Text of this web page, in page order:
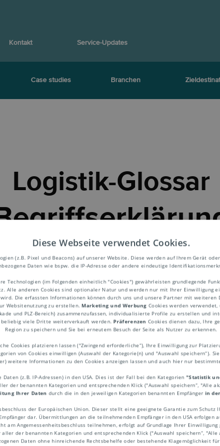
Kontakt Service-Updates
Case studies Branchen
Logistik-Glossar
Kurierdienste zeichnen sich durch den
von Waren oder auch vertraulichen
zum Kunden gelangen sollen. In der
und quittiert. Pünktlichkeit spielt bei
Wort Kurier leitet sich aus dem
)Bote bedeutet.
Diese Webseite verwendet Cookies.
(z.B. Pixel und Beacons) auf unserer Website. Diese werden auf Ihrem Gerät
Daten wie bspw. die IP-Adresse oder andere eindeutige
Technologien (im Folgenden einheitlich "Cookies") gewährleisten grundlegende
Alle anderen Cookies sind optionaler Natur und werden nur mit Ihrer Einwilligung
Die erfassten Informationen können durch uns und unsere Partner mit weiteren
Websitenutzung zu erstellen. Marketing und Werbung Cookies werden
und PLZ-Bereich) zusammenzufassen, individualisierte Profile zu erstellen und
viele Dritte weiterverkauft werden. Präferenzen Cookies dienen dazu, Ihre
Region zu speichern und Sie bei erneutem Besuch der Seite als Nutzer zu erkennen.
Cookies platzieren lassen ("Zwingend erforderliche“), Ihre Einwilligung zur
von Cookies einwilligen (Auswahl der Kategorie(n) und "Auswahl speichern“).
weitere Informationen zu den Cookies anzeigen lassen und auch hier nur
(z.B. IP-Adressen) in den USA. Dies ist der Fall bei den Kategorien"Statistik
der benannten Kategorien und entsprechenden Klick ("Auswahl speichern“, "Alle
Ihrer Daten durch die in den jeweiligen Kategorien benannten Empfänger in
der Europäischen Union. Dieser stellt eine geeignete Garantie zum Schutz
dar. Übermittlungen an die teilnehmenden Empfänger in den USA erfolgen
am Angemessenheitsbeschluss teilnehmen, erfolgt auf Grundlage Ihrer
der benannten Kategorien und entsprechenden Klick ("Auswahl speichern“,
Daten ohne hinreichende Rechtsbehelfe oder bestehende Klagemöglichkeit